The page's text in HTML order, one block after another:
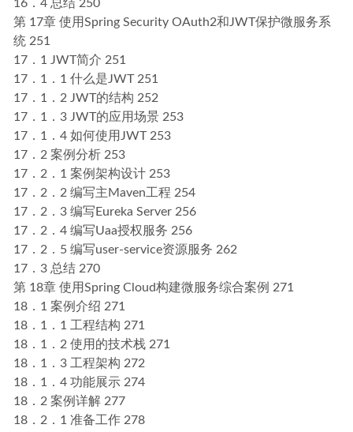
16．4 总结 250
第 17章 使用Spring Security OAuth2和JWT保护微服务系
统 251
17．1 JWT简介 251
17．1．1 什么是JWT 251
17．1．2 JWT的结构 252
17．1．3 JWT的应用场景 253
17．1．4 如何使用JWT 253
17．2 案例分析 253
17．2．1 案例架构设计 253
17．2．2 编写主Maven工程 254
17．2．3 编写Eureka Server 256
17．2．4 编写Uaa授权服务 256
17．2．5 编写user-service资源服务 262
17．3 总结 270
第 18章 使用Spring Cloud构建微服务综合案例 271
18．1 案例介绍 271
18．1．1 工程结构 271
18．1．2 使用的技术栈 271
18．1．3 工程架构 272
18．1．4 功能展示 274
18．2 案例详解 277
18．2．1 准备工作 278